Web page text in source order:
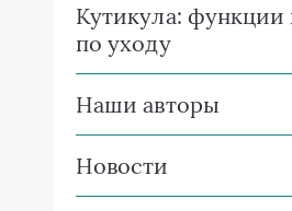
Кутикула: функции
по уходу
Наши авторы
Новости